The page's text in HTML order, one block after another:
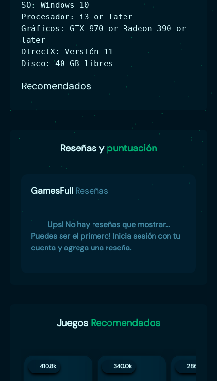
SO: Windows 10
Procesador: i3 or later
Gráficos: GTX 970 or Radeon 390 or
later
DirectX: Versión 11
Disco: 40 GB libres
Recomendados
Reseñas ypuntuación
GamesFull Reseñas
Ups! No hay reseñas que mostrar...
Puedes ser el primero! Inicia sesión con tu
cuenta y agrega una reseña.
Juegos Recomendados
410.8k 340.0k 286.3k